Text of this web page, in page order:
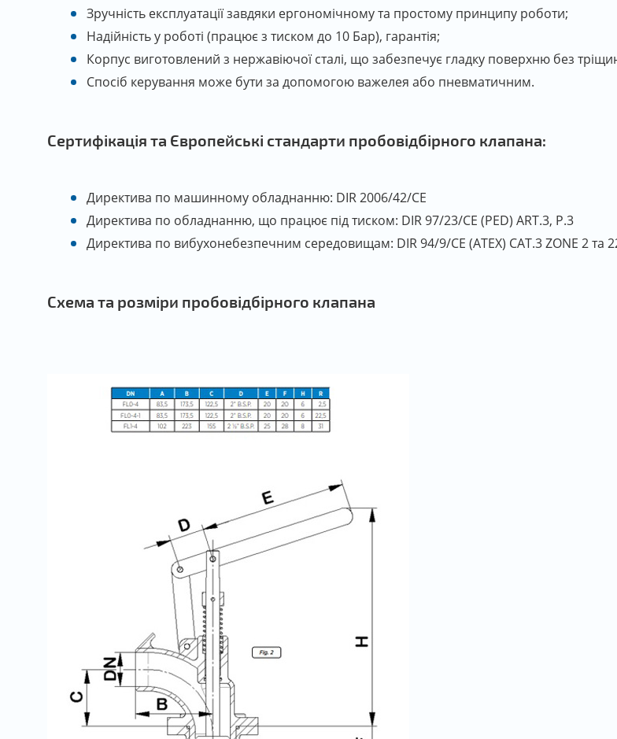
Зручність експлуатації завдяки ергономічному та простому принципу роботи;
Надійність у роботі (працює з тиском до 10 Бар), гарантія;
Корпус виготовлений з нержавіючої сталі, що забезпечує гладку поверхню без
Спосіб керування може бути за допомогою важелея або пневматичним.
Сертифікація та Європейські стандарти пробовідбірного клапана:
Директива по машинному обладнанню: DIR 2006/42/CE
Директива по обладнанню, що працює під тиском: DIR 97/23/CE (PED) ART.3, P.3
Директива по вибухонебезпечним середовищам: DIR 94/9/CE (ATEX) CAT.3 ZONE 2 та
Схема та розміри пробовідбірного клапана